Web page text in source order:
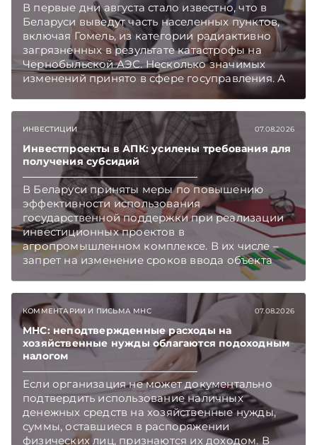
В первые дни августа стало известно, что в
Беларуси выведут часть населенных пунктов,
включая Гомель, из категории радиактивно
загрязненных в результате катастрофы на
Чернобыльской АЭС. Несколько значимых
изменений принято в сфере госуправления. А
бизнесу вновь дали надежду на сокращение
который приходится изучать ежегодно.
Очередные меры по оптимизации
нормотворчества предусмотрены в
постановлении Совмина. Подписывайтесь на
Telegram‑канал и Viber. Главное об экономике
Беларуси — раньше, чем в новостях
TelegramViber
ИНВЕСТИЦИИ 07.08.2026
Инвестпроекты в АПК: усилены требования для
получения субсидий
В Беларуси приняты меры по повышению
эффективности использования
государственной поддержки при реализации
инвестиционных проектов в
агропромышленном комплексе. В их числе –
запрет на изменение сроков ввода объекта
инвестиций в эксплуатацию и его выхода на
Telegram‑канал и Viber. Главное об экономике
Беларуси — раньше, чем в новостях
TelegramViber
КОММЕНТАРИИ И ПИСЬМА МНС 07.08.2026
МНС: неподтвержденные расходы на
хозяйственные нужды облагаются подоходным
налогом
Если организация не может документально
подтвердить использование наличных
денежных средств на хозяйственные нужды,
суммы, оставшиеся в распоряжении
физических лиц, признаются их доходом. В